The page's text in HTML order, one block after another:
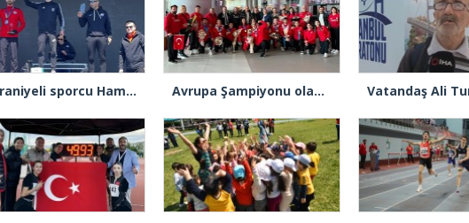
Ümraniyeli sporcu Hamza Yaşın Bosphorus Çeyrek Maraton Yarışları’nda şampiyon oldu Avrupa Şampiyonu olan Para Atletizm Milli Takımımız yurda döndü